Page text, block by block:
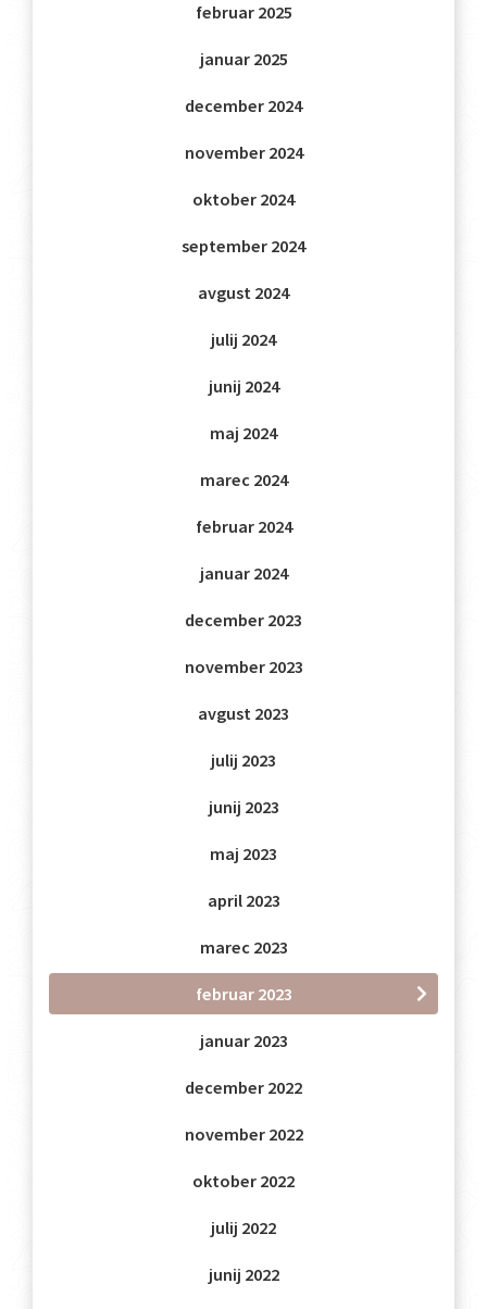
februar 2025
januar 2025
december 2024
november 2024
oktober 2024
september 2024
avgust 2024
julij 2024
junij 2024
maj 2024
marec 2024
februar 2024
januar 2024
december 2023
november 2023
avgust 2023
julij 2023
junij 2023
maj 2023
april 2023
marec 2023
februar 2023
januar 2023
december 2022
november 2022
oktober 2022
julij 2022
junij 2022